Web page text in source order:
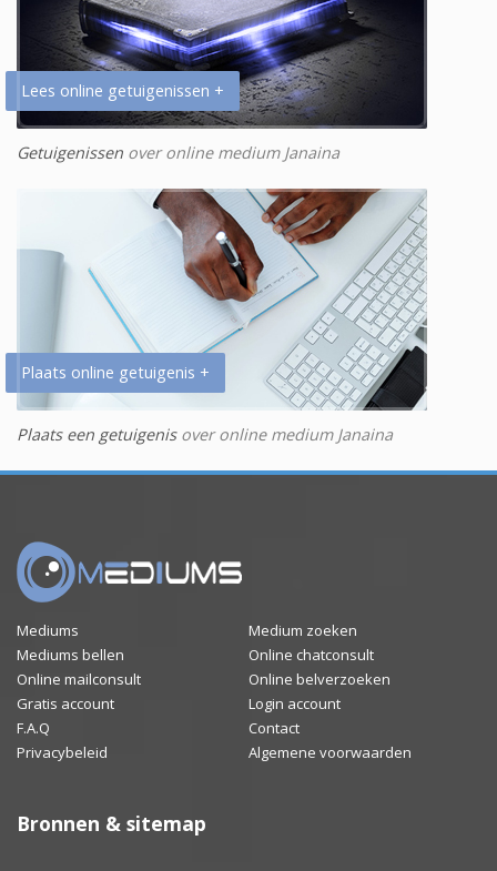
Lees online getuigenissen +
Getuigenissen over online medium Janaina
Plaats online getuigenis +
Plaats een getuigenisover online medium Janaina
Mediums
Medium zoeken
Mediums bellen
Online chatconsult
Online mailconsult
Online belverzoeken
Gratis account
Login account
F.A.Q
Contact
Privacybeleid
Algemene voorwaarden
Bronnen & sitemap